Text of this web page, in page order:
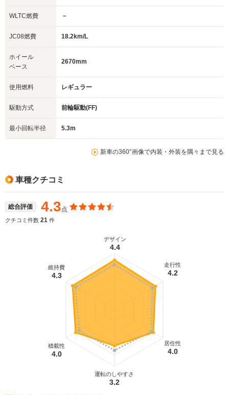
WLTC燃費 －
JC08燃費 18.2km/L
ホイール
ベース
2670mm
使用燃料 レギュラー
駆動方式 前輪駆動(FF)
最小回転半径 5.3m
新車の360°画像で内装・外装を隅々まで見る
車種クチコミ
総合評価 4.3点
クチコミ件数 21 件
デザイン
4.4
走行性
4.2
居住性
4.0
運転のしやすさ
3.2
積載性
4.0
維持費
4.3